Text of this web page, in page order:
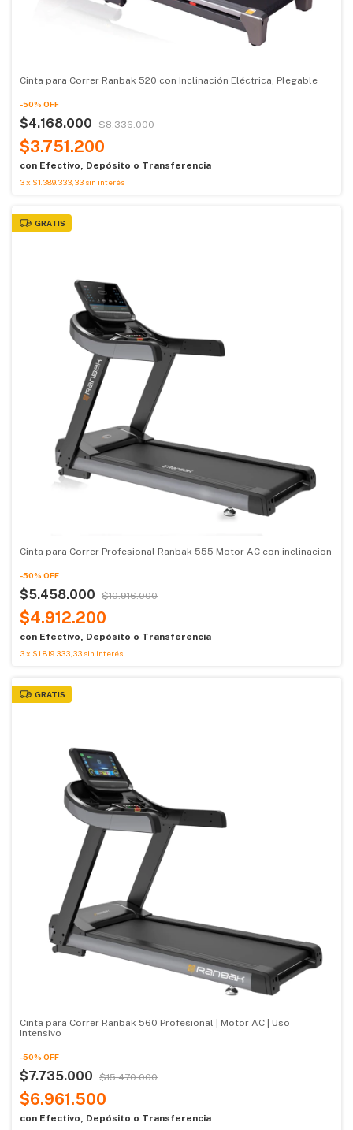
Cinta para Correr Ranbak 520 con Inclinación Eléctrica, Plegable
-50% OFF
$4.168.000 $8.336.000
$3.751.200
con Efectivo, Depósito o Transferencia
3x $1.389.333,33 sin interés
GRATIS
Cinta para Correr Profesional Ranbak 555 Motor AC con inclinacion
-50% OFF
$5.458.000 $10.916.000
$4.912.200
con Efectivo, Depósito o Transferencia
3x $1.819.333,33 sin interés
GRATIS
Cinta para Correr Ranbak 560 Profesional | Motor AC | Uso
Intensivo
-50% OFF
$7.735.000 $15.470.000
$6.961.500
con Efectivo, Depósito o Transferencia